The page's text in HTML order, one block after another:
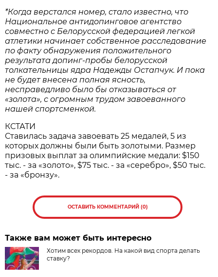
*Когда верстался номер,стало известно, что
Национальное антидопинговое агентство
совместно с Белорусской федерацией легкой
атлетики начинает собственное расследование
по факту обнаружения положительного
результата допинг-пробы белорусской
толкательницы ядра Надежды Остапчук. И пока
не будет внесена полная ясность,
несправедливо было бы отказываться от
«золота»,с огромным трудом завоеванного
нашей спортсменкой.
КСТАТИ
Ставилась задача завоевать 25 медалей, 5 из
которых должны были быть золотыми. Размер
призовых выплат за олимпийские медали: $150
тыс. - за «золото», $75 тыс. - за «серебро», $50 тыс.
- за «бронзу».
ОСТАВИТЬ КОММЕНТАРИЙ (0)
Также вам может быть интересно
Хотим всех рекордов. На какой вид спорта делать
ставку?